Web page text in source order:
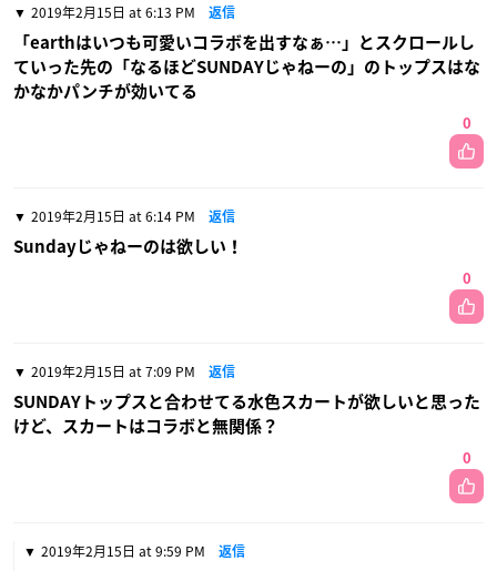
2019年2月15日 at 6:13 PM 返信
「earthはいつも可愛いコラボを出すなぁ…」とスクロールし
ていった先の「なるほどSUNDAYじゃねーの」のトップスはな
かなかパンチが効いてる
0
2019年2月15日 at 6:14 PM 返信
Sundayじゃねーのは欲しい！
0
2019年2月15日 at 7:09 PM 返信
SUNDAYトップスと合わせてる水色スカートが欲しいと思った
けど、スカートはコラボと無関係？
0
2019年2月15日 at 9:59 PM 返信